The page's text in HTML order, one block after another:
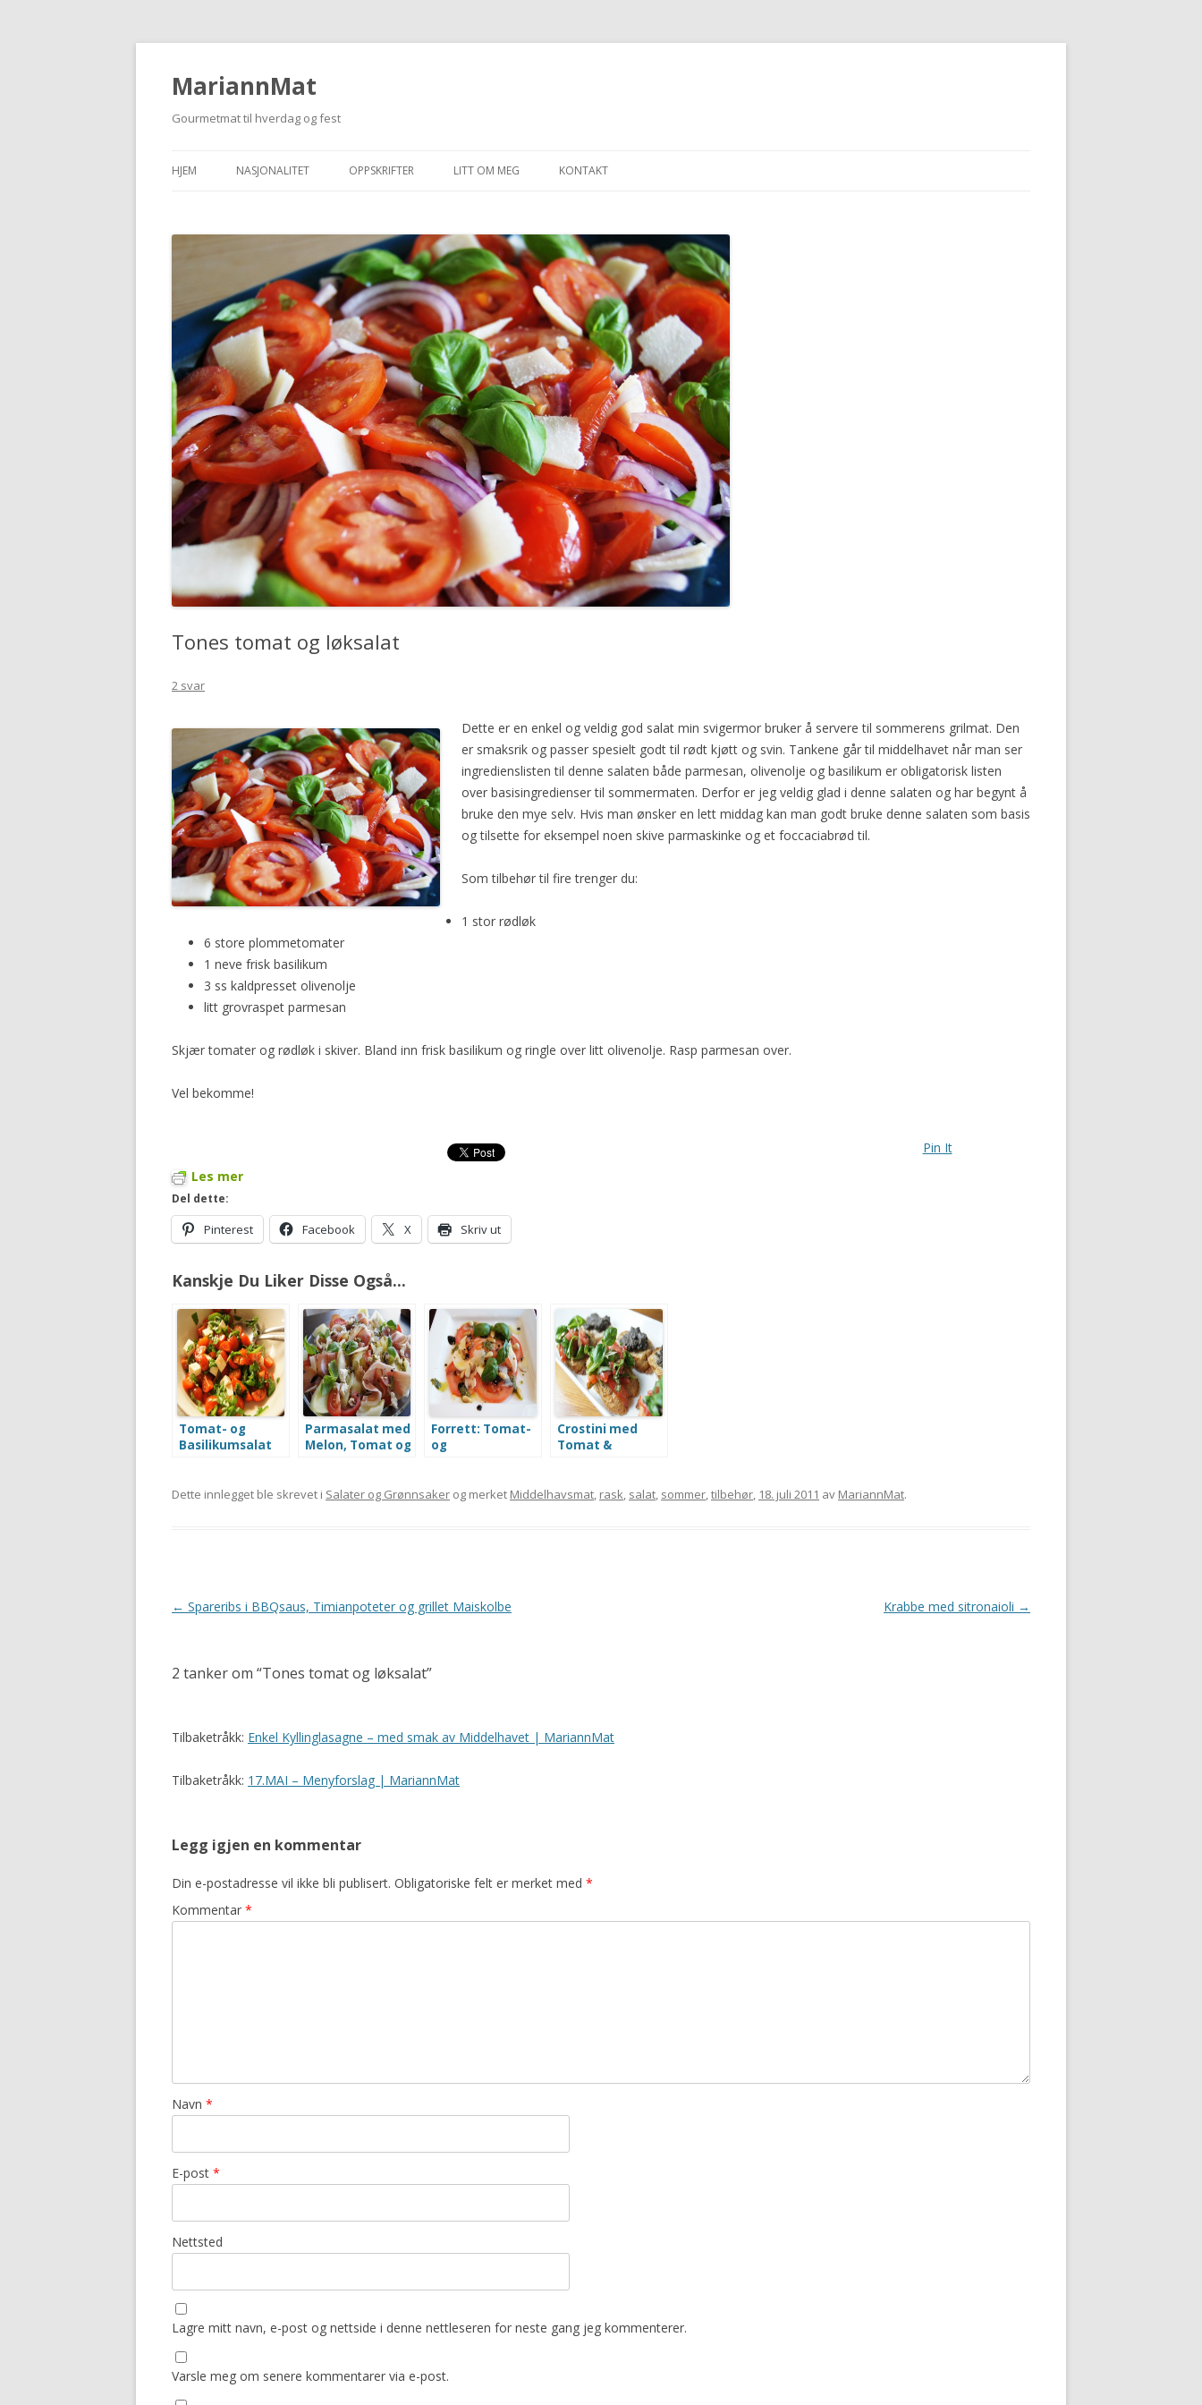
MariannMat
Gourmetmat til hverdag og fest
HJEM NASJONALITET OPPSKRIFTER LITT OM MEG KONTAKT
Tones tomat og løksalat
2 svar
Dette er en enkel og veldig god salat min svigermor bruker å servere til sommerens grilmat. Den
er smaksrik og passer spesielt godt til rødt kjøtt og svin. Tankene går til middelhavet når man ser
ingredienslisten til denne salaten både parmesan, olivenolje og basilikum er obligatorisk listen
over basisingredienser til sommermaten. Derfor er jeg veldig glad i denne salaten og har begynt å
bruke den mye selv. Hvis man ønsker en lett middag kan man godt bruke denne salaten som basis
og tilsette for eksempel noen skive parmaskinke og et foccaciabrød til.
Som tilbehør til fire trenger du:
1 stor rødløk
6 store plommetomater
1 neve frisk basilikum
3 ss kaldpresset olivenolje
litt grovraspet parmesan
Skjær tomater og rødløk i skiver. Bland inn frisk basilikum og ringle over litt olivenolje. Rasp parmesan over.
Vel bekomme!
Pin It
Les mer
Del dette:
Pinterest Facebook X Skriv ut
Kanskje Du Liker Disse Også...
Tomat- og
Basilikumsalat
Parmasalat med
Melon, Tomat og
Forrett: Tomat-
og
Crostini med
Tomat &
Dette innlegget ble skrevet i Salater og Grønnsaker og merket Middelhavsmat rask salat sommer tilbehør 18. juli 2011 av MariannMat.
Innleggsnavigasjon
← Spareribs i BBQsaus, Timianpoteter og grillet Maiskolbe Krabbe med sitronaioli →
2 tanker om “Tones tomat og løksalat”
Tilbaketråkk: Enkel Kyllinglasagne – med smak av Middelhavet | MariannMat
Tilbaketråkk: 17.MAI – Menyforslag | MariannMat
Legg igjen en kommentar
Din e-postadresse vil ikke bli publisert. Obligatoriske felt er merket med *
Kommentar *
Navn *
E-post *
Nettsted
Lagre mitt navn, e-post og nettside i denne nettleseren for neste gang jeg kommenterer.
Varsle meg om senere kommentarer via e-post.